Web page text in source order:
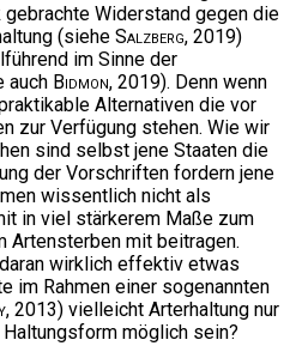
Widerstand gegen die
(siehe Salzberg, 2019)
im Sinne der
auch Bidmon, 2019). Denn wenn
Alternativen die vor
zur Verfügung stehen. Wie wir
sind selbst jene Staaten die
der Vorschriften fordern jene
wissentlich nicht als
in viel stärkerem Maße zum
Artensterben mit beitragen.
wirklich effektiv etwas
im Rahmen einer sogenannten
, 2013) vielleicht Arterhaltung nur
möglich sein?